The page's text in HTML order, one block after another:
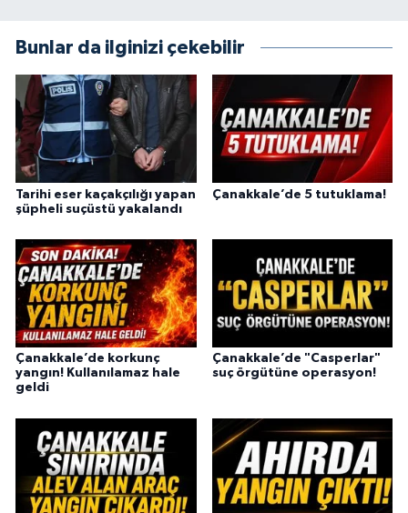
Bunlar da ilginizi çekebilir
Tarihi eser kaçakçılığı yapan
şüpheli suçüstü yakalandı
Çanakkale’de 5 tutuklama!
Çanakkale’de korkunç
yangın! Kullanılamaz hale
geldi
Çanakkale’de "Casperlar"
suç örgütüne operasyon!